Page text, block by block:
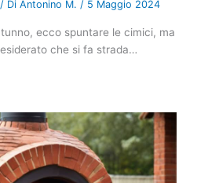
/ DiAntonino M./ 5 Maggio 2024
ecco spuntare le cimici, ma
che si fa strada…